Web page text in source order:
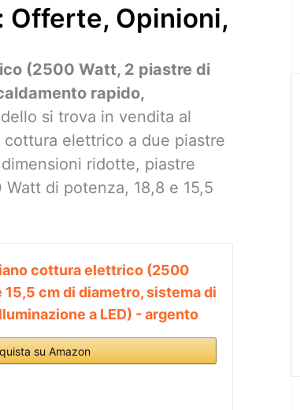
Offerte, Opinioni,
(2500 Watt, 2 piastre di
rapido,
si trova in vendita al
elettrico a due piastre
ridotte, piastre
di potenza, 18,8 e 15,5
cottura elettrico (2500
15,5 cm di diametro, sistema di
a LED) - argento
su Amazon